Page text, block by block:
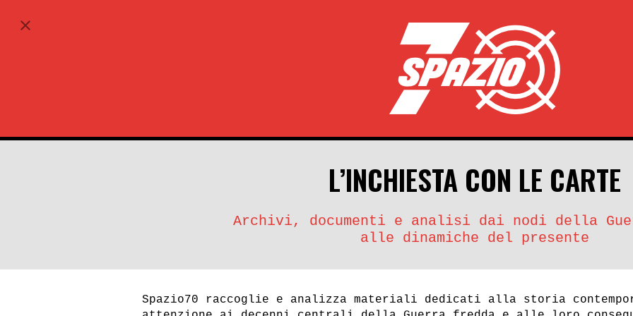
L’INCHIESTA CON LE CARTE
Archivi, documenti e analisi dai nodi della
alle dinamiche del presente
Spazio70 raccoglie e analizza materiali dedicati alla storia